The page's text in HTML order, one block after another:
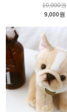
10,000원
9,000원